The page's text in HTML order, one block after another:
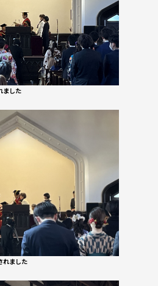
ました
れました